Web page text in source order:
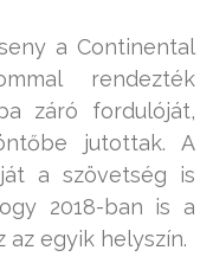
a Continental
rendezték
záró fordulóját,
jutottak. A
a szövetség is
2018-ban is a
az egyik helyszín.